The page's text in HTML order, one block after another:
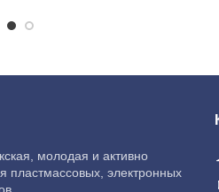
молодая и активно
пластмассовых, электронных